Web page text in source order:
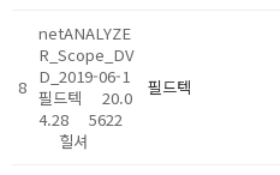
8
netANALYZE
R_Scope_DV
D_2019-06-1
필드텍
20.0
4.28
5622
힐셔
필드텍